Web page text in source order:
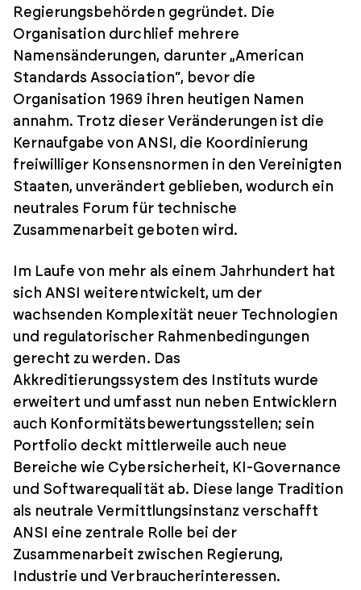
Regierungsbehörden gegründet. Die
Organisation durchlief mehrere
Namensänderungen, darunter „American
Standards Association“, bevor die
Organisation 1969 ihren heutigen Namen
annahm. Trotz dieser Veränderungen ist die
Kernaufgabe von ANSI, die Koordinierung
freiwilliger Konsensnormen in den Vereinigten
Staaten, unverändert geblieben, wodurch ein
neutrales Forum für technische
Zusammenarbeit geboten wird.
Im Laufe von mehr als einem Jahrhundert hat
sich ANSI weiterentwickelt, um der
wachsenden Komplexität neuer Technologien
und regulatorischer Rahmenbedingungen
gerecht zu werden. Das
Akkreditierungssystem des Instituts wurde
erweitert und umfasst nun neben Entwicklern
auch Konformitätsbewertungsstellen; sein
Portfolio deckt mittlerweile auch neue
Bereiche wie Cybersicherheit, KI-Governance
und Softwarequalität ab. Diese lange Tradition
als neutrale Vermittlungsinstanz verschafft
ANSI eine zentrale Rolle bei der
Zusammenarbeit zwischen Regierung,
Industrie und Verbraucherinteressen.